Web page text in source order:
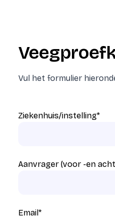
Vul het formulier
Ziekenhuis/instelling*
Aanvrager (voor -en
Email*